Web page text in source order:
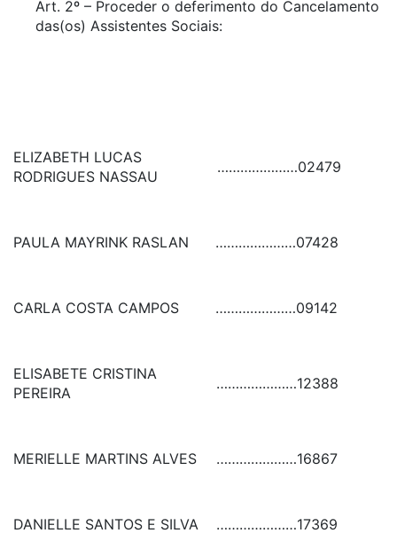
Art. 2º – Proceder o deferimento do Cancelamento
das(os) Assistentes Sociais:
ELIZABETH LUCAS
RODRIGUES NASSAU
…………………02479
PAULA MAYRINK RASLAN …………………07428
CARLA COSTA CAMPOS …………………09142
ELISABETE CRISTINA
PEREIRA
…………………12388
MERIELLE MARTINS ALVES …………………16867
DANIELLE SANTOS E SILVA …………………17369